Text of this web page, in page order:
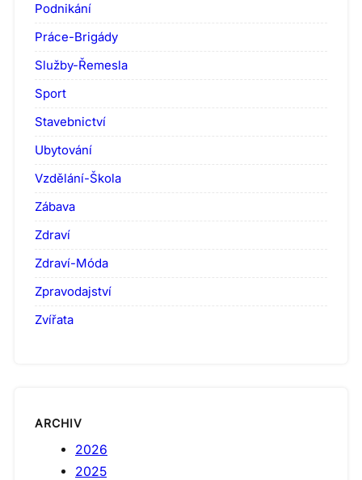
Podnikání
Práce-Brigády
Služby-Řemesla
Sport
Stavebnictví
Ubytování
Vzdělání-Škola
Zábava
Zdraví
Zdraví-Móda
Zpravodajství
Zvířata
ARCHIV
2026
2025